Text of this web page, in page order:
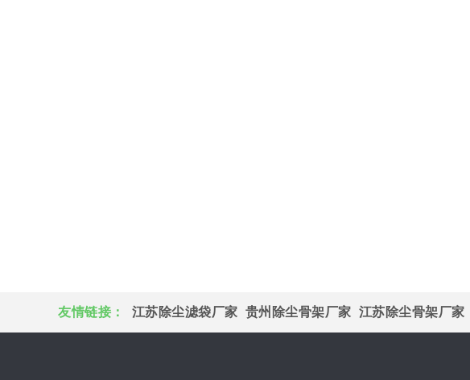
友情链接： 江苏除尘滤袋厂家 贵州除尘骨架厂家 江苏除尘骨架厂家